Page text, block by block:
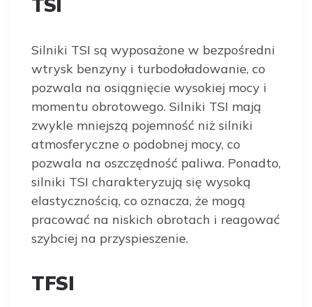
Silniki TSI są wyposażone w bezpośredni
wtrysk benzyny i turbodoładowanie, co
pozwala na osiągnięcie wysokiej mocy i
momentu obrotowego. Silniki TSI mają
zwykle mniejszą pojemność niż silniki
atmosferyczne o podobnej mocy, co
pozwala na oszczędność paliwa. Ponadto,
silniki TSI charakteryzują się wysoką
elastycznością, co oznacza, że ​​mogą
pracować na niskich obrotach i reagować
szybciej na przyspieszenie.
TFSI